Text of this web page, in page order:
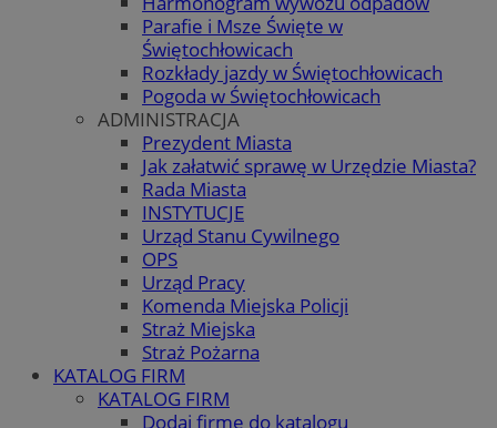
Parafie i Msze Święte w
Świętochłowicach
Rozkłady jazdy w Świętochłowicach
Pogoda w Świętochłowicach
ADMINISTRACJA
Prezydent Miasta
Jak załatwić sprawę w Urzędzie Miasta?
Rada Miasta
INSTYTUCJE
Urząd Stanu Cywilnego
OPS
Urząd Pracy
Komenda Miejska Policji
Straż Miejska
Straż Pożarna
KATALOG FIRM
KATALOG FIRM
Dodaj firmę do katalogu